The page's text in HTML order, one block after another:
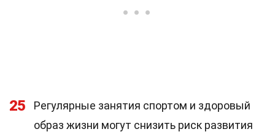
25
Регулярные занятия спортом и здоровый
образ жизни могут снизить риск развития